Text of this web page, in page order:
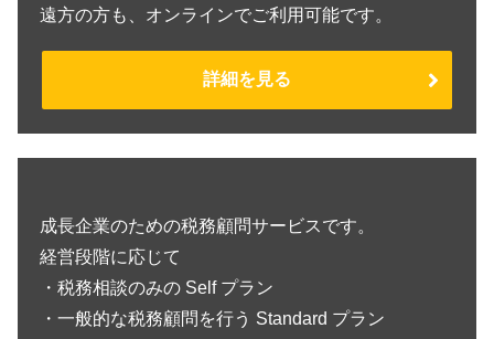
遠方の方も、オンラインでご利用可能です。
詳細を見る
成長企業のための税務顧問サービスです。
経営段階に応じて
・税務相談のみの Self プラン
・一般的な税務顧問を行う Standard プラン